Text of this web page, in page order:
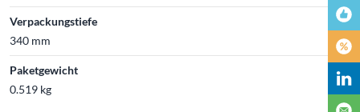
Verpackungstiefe
340 mm
Paketgewicht
0.519 kg